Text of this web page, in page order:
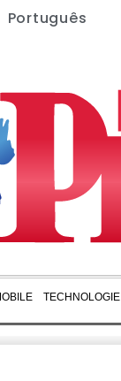
Português
TECHNOLOGIE